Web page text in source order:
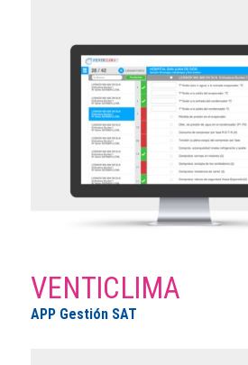
VENTICLIMA
APP Gestión SAT